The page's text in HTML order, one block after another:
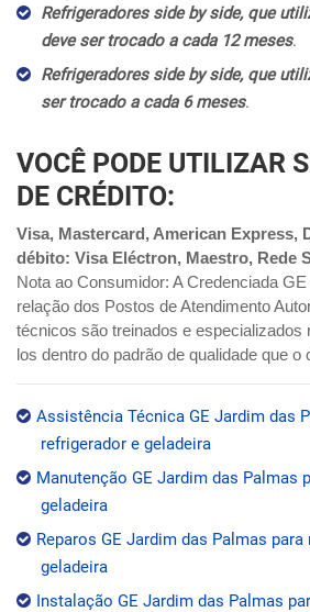
Refrigeradores side by side, que
deve ser trocado a cada 12 meses.
Refrigeradores side by side, que
ser trocado a cada 6 meses.
VOCÊ PODE UTILIZAR
DE CRÉDITO:
Visa, Mastercard, American Express,
débito: Visa Eléctron, Maestro, Rede
Nota ao Consumidor: A Credenciada
relação dos Postos de Atendimento
técnicos são treinados e especializados
los dentro do padrão de qualidade que o
Assistência Técnica GE Jardim das
refrigerador e geladeira
Manutenção GE Jardim das Palmas
geladeira
Reparos GE Jardim das Palmas
geladeira
Instalação GE Jardim das Palmas